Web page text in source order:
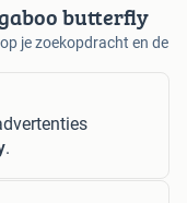
butterfly
je zoekopdracht en de
.